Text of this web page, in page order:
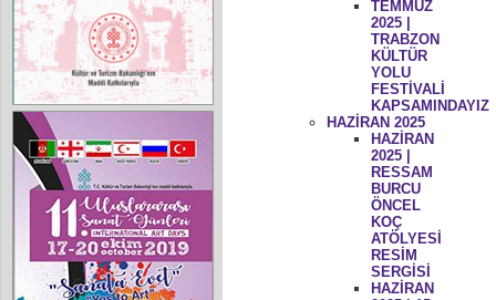
TEMMUZ
2025 |
TRABZON
KÜLTÜR
YOLU
FESTİVALİ
KAPSAMINDAYIZ
HAZİRAN 2025
HAZİRAN
2025 |
RESSAM
BURCU
ÖNCEL
KOÇ
ATÖLYESİ
RESİM
SERGİSİ
HAZİRAN